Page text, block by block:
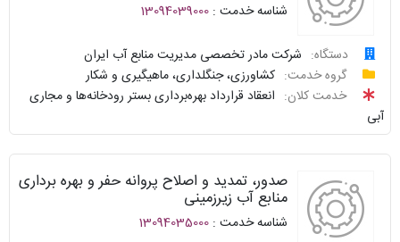
توافقنامه
نظرسنجی
سوالات
متداول
شناسه خدمت : 13094039000
دستگاه:
شرکت مادر تخصصی مدیریت منابع آب ایران
گروه خدمت:
کشاورزی، جنگلداری، ماهیگیری و شکار
خدمت کلان:
انعقاد قرارداد بهره‌برداری بستر رودخانه‌ها و مجاری
آبی
درخواست
پاسخگو
نحوه
صدور، تمدید و اصلاح پروانه حفر و بهره برداری
منابع آب زیرزمینی
شناسه خدمت : 13094035000